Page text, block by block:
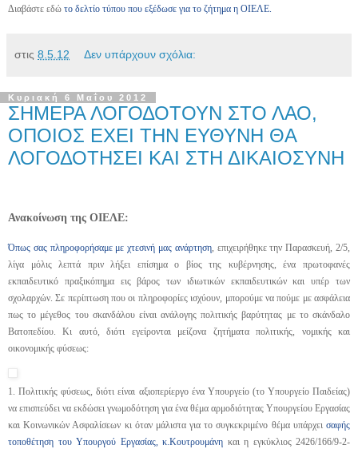
Διαβάστε εδώ το δελτίο τύπου που εξέδωσε για το ζήτημα η ΟΙΕΛΕ.
στις 8.5.12 Δεν υπάρχουν σχόλια:
Κυριακή 6 Μαΐου 2012
ΣΗΜΕΡΑ ΛΟΓΟΔΟΤΟΥΝ ΣΤΟ ΛΑΟ,
ΟΠΟΙΟΣ ΕΧΕΙ ΤΗΝ ΕΥΘΥΝΗ ΘΑ
ΛΟΓΟΔΟΤΗΣΕΙ ΚΑΙ ΣΤΗ ΔΙΚΑΙΟΣΥΝΗ
Ανακοίνωση της ΟΙΕΛΕ:
Όπως σας πληροφορήσαμε με χτεσινή μας ανάρτηση, επιχειρήθηκε την Παρασκευή, 2/5,
λίγα μόλις λεπτά πριν λήξει επίσημα ο βίος της κυβέρνησης, ένα πρωτοφανές
εκπαιδευτικό πραξικόπημα εις βάρος των ιδιωτικών εκπαιδευτικών και υπέρ των
σχολαρχών. Σε περίπτωση που οι πληροφορίες ισχύουν, μπορούμε να πούμε με ασφάλεια
πως το μέγεθος του σκανδάλου είναι ανάλογης πολιτικής βαρύτητας με το σκάνδαλο
Βατοπεδίου. Κι αυτό, διότι εγείρονται μείζονα ζητήματα πολιτικής, νομικής και
οικονομικής φύσεως:
1. Πολιτικής φύσεως, διότι είναι αξιοπερίεργο ένα Υπουργείο (το Υπουργείο Παιδείας)
να επισπεύδει να εκδώσει γνωμοδότηση για ένα θέμα αρμοδιότητας Υπουργείου Εργασίας
και Κοινωνικών Ασφαλίσεων κι όταν μάλιστα για το συγκεκριμένο θέμα υπάρχει σαφής
τοποθέτηση του Υπουργού Εργασίας, κ.Κουτρουμάνη και η εγκύκλιος 2426/166/9-2-